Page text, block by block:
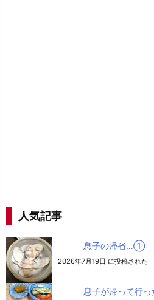
人気記事
息子の帰省…➀
2026年7月19日 に投稿された
息子が帰って行